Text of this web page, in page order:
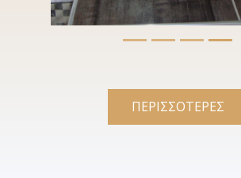
ΠΕΡΙΣΣΟΤΕΡΕΣ